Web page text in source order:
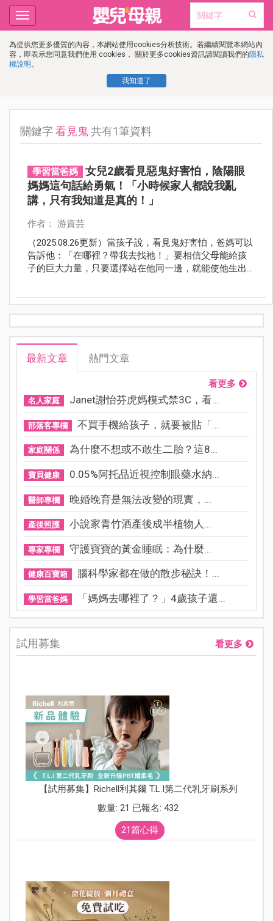
為提供您更多優質的內容，本網站使用cookies分析技術。若繼續閱覽本網站內
容，即表示您同意我們使用 cookies， 關於更多cookies資訊請閱讀我們的隱私
權說明 。
我知道了
Toggle
navigation
關鍵字看見鬼共有1筆資料
學習當爸媽
女兒2歲看見惡鬼好害怕，陰陽眼
媽媽這句話給勇氣！「小時候家人都說我亂
講，只有我知道是真的！」
作者： 游資芸
（2025.08.26更新）當孩子說，看見鬼好害怕，爸媽可以
告訴他：「在哪裡？帶我去找祂！」要相信父母能給孩
子的巨大力量，只要選擇站在他同一邊，就能使他生出
最新文章 熱門文章
看更多
名人家庭 Janet謝怡芬虎媽模式禁3C，看...
部落客專欄 不買手機給孩子，就要被貼「...
家庭關係 為什麼不想或不敢生二胎？這8...
寶貝健康 0.05%阿托品近視控制眼藥水納...
醫師專欄 晚婚晚育是無法改變的現實，...
產後照護 小說家青竹酒產後成半植物人...
專家專欄 守護寶寶的黃金睡眠：為什麼...
健康百寶箱 腦科學家都在做的散步秘訣！...
學習當爸媽 「媽媽去哪裡了？」4歲孩子還...
試用募集 看更多
【試用募集】Richell利其爾 T.L.I第二代乳牙刷系列
數量: 21 已報名: 432
21篇心得